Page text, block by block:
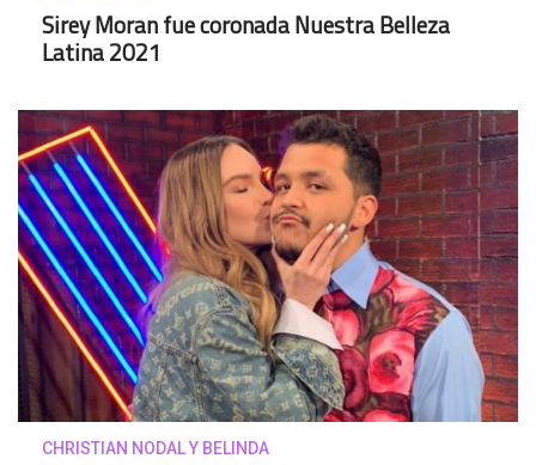
Sirey Moran fue coronada Nuestra Belleza
Latina 2021
CHRISTIAN NODAL Y BELINDA